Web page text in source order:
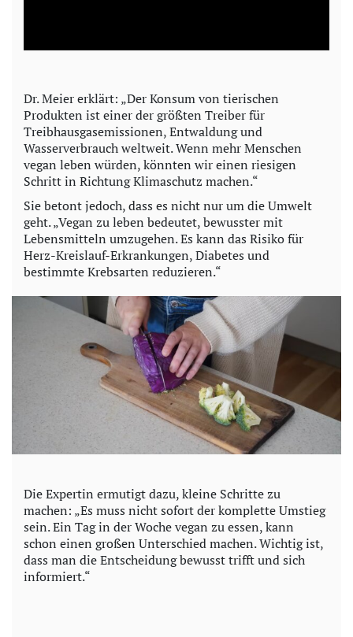
a
V
i
d
e
o
Dr. Meier erklärt: „Der Konsum von tierischen
Produkten ist einer der größten Treiber für
Treibhausgasemissionen, Entwaldung und
Wasserverbrauch weltweit. Wenn mehr Menschen
vegan leben würden, könnten wir einen riesigen
Schritt in Richtung Klimaschutz machen.“
Sie betont jedoch, dass es nicht nur um die Umwelt
geht. „Vegan zu leben bedeutet, bewusster mit
Lebensmitteln umzugehen. Es kann das Risiko für
Herz-Kreislauf-Erkrankungen, Diabetes und
bestimmte Krebsarten reduzieren.“
Die Expertin ermutigt dazu, kleine Schritte zu
machen: „Es muss nicht sofort der komplette Umstieg
sein. Ein Tag in der Woche vegan zu essen, kann
schon einen großen Unterschied machen. Wichtig ist,
dass man die Entscheidung bewusst trifft und sich
informiert.“